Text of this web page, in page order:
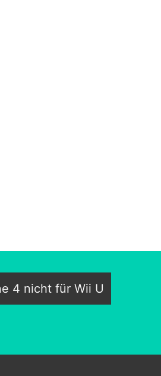
4 nicht für Wii U